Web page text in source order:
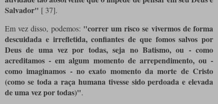
Salvador" [ 37].
Em vez disso, podemos: "correr um risco se vivermos de forma
descuidada e irrefletida, confiantes de que fomos salvos por
Deus de uma vez por todas, seja no Batismo, ou - como
acreditamos - em algum momento de arrependimento, ou -
como imaginamos - no exato momento da morte de Cristo
(como se toda a raça humana tivesse sido perdoada e elevada
de uma vez por todas)".